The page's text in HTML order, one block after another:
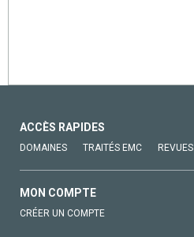
ACCÈS RAPIDES
DOMAINES TRAITÉS EMC REVUES
MON COMPTE
CRÉER UN COMPTE